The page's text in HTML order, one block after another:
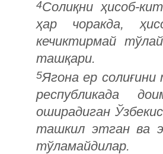
4Солиқни ҳисоб-
ҳар чоракда,
кечиктирмай
ташқари.
5Ягона ер
республикада
оширадиган
ташкил этган ва
тўламайдилар.